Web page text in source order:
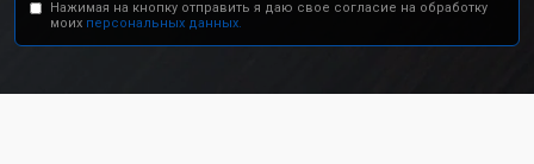
Нажимая на кнопку отправить я даю свое согласие на обработку
моих персональных данных.